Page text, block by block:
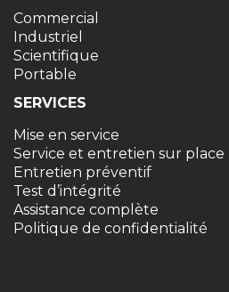
Commercial
Industriel
Scientifique
Portable
SERVICES
Mise en service
Service et entretien sur place
Entretien préventif
Test d’intégrité
Assistance complète
Politique de confidentialité